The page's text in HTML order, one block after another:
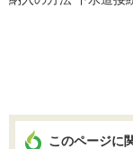
このページに